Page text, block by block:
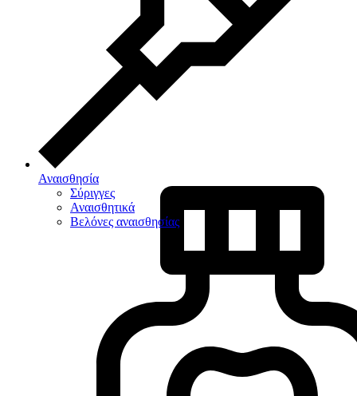
Αναισθησία
Σύριγγες
Αναισθητικά
Βελόνες αναισθησίας